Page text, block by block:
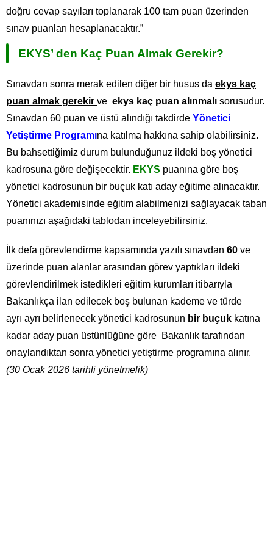
doğru cevap sayıları toplanarak 100 tam puan üzerinden
sınav puanları hesaplanacaktır.”
EKYS’ den Kaç Puan Almak Gerekir?
Sınavdan sonra merak edilen diğer bir husus da ekys kaç
puan almak gerekir ve ekys kaç puan alınmalı sorusudur.
Sınavdan 60 puan ve üstü alındığı takdirde Yönetici
Yetiştirme Programına katılma hakkına sahip olabilirsiniz.
Bu bahsettiğimiz durum bulunduğunuz ildeki boş yönetici
kadrosuna göre değişecektir. EKYS puanına göre boş
yönetici kadrosunun bir buçuk katı aday eğitime alınacaktır.
Yönetici akademisinde eğitim alabilmenizi sağlayacak taban
puanınızı aşağıdaki tablodan inceleyebilirsiniz.
İlk defa görevlendirme kapsamında yazılı sınavdan 60 ve
üzerinde puan alanlar arasından görev yaptıkları ildeki
görevlendirilmek istedikleri eğitim kurumları itibarıyla
Bakanlıkça ilan edilecek boş bulunan kademe ve türde
ayrı ayrı belirlenecek yönetici kadrosunun bir buçuk katına
kadar aday puan üstünlüğüne göre Bakanlık tarafından
onaylandıktan sonra yönetici yetiştirme programına alınır.
(30 Ocak 2026 tarihli yönetmelik)